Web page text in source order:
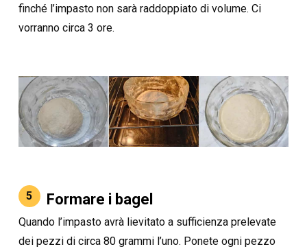
finché l’impasto non sarà raddoppiato di volume. Ci
vorranno circa 3 ore.
5 Formare i bagel
Quando l’impasto avrà lievitato a sufficienza prelevate
dei pezzi di circa 80 grammi l’uno. Ponete ogni pezzo